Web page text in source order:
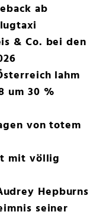
ab
& Co. bei den
lahm
um 30 %
von totem
mit völlig
Hepburns
seiner